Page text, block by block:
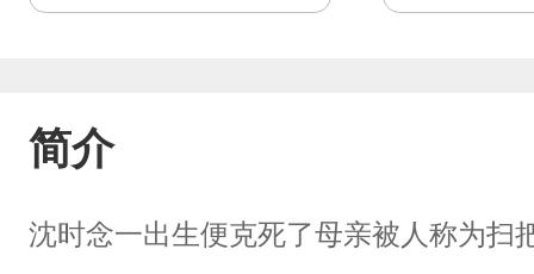
简介
沈时念一出生便克死了母亲被人称为扫